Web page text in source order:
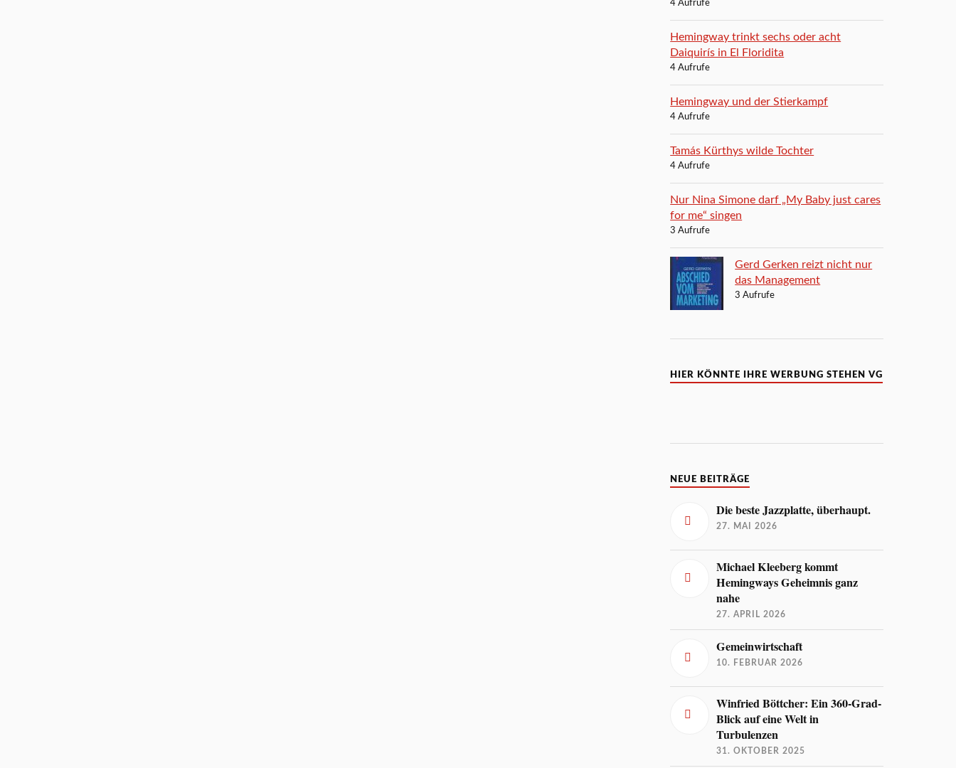
4 Aufrufe
Hemingway trinkt sechs oder acht
Daiquirís in El Floridita
4 Aufrufe
Hemingway und der Stierkampf
4 Aufrufe
Tamás Kürthys wilde Tochter
4 Aufrufe
Nur Nina Simone darf „My Baby just cares
for me“ singen
3 Aufrufe
Gerd Gerken reizt nicht nur
das Management
3 Aufrufe
HIER KÖNNTE IHRE WERBUNG STEHEN VG
NEUE BEITRÄGE
Die beste Jazzplatte, überhaupt.
27. MAI 2026
Michael Kleeberg kommt
Hemingways Geheimnis ganz
nahe
27. APRIL 2026
Gemeinwirtschaft
10. FEBRUAR 2026
Winfried Böttcher: Ein 360-Grad-
Blick auf eine Welt in
Turbulenzen
31. OKTOBER 2025